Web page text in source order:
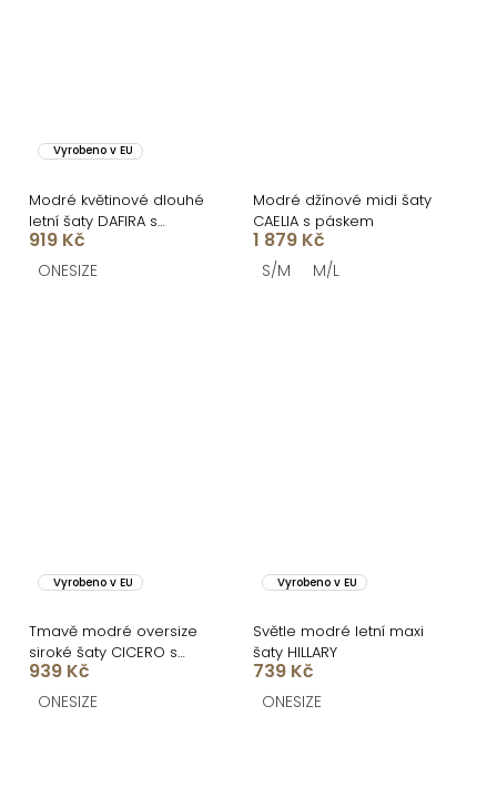
Vyrobeno v EU
Modré květinové dlouhé
letní šaty DAFIRA s
šátkem
919 Kč
ONESIZE
Modré džínové midi šaty
CAELIA s páskem
1 879 Kč
S/M M/L
Vyrobeno v EU
Tmavě modré oversize
siroké šaty CICERO s
krátkým rukávem
939 Kč
ONESIZE
Vyrobeno v EU
Světle modré letní maxi
šaty HILLARY
739 Kč
ONESIZE